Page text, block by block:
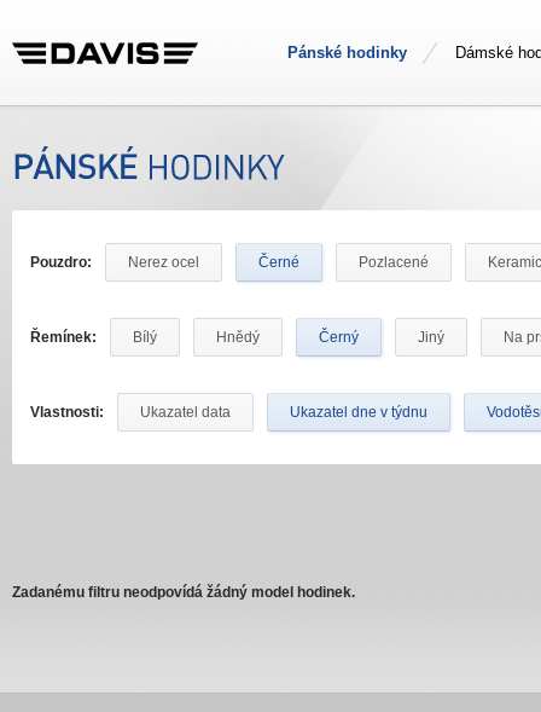
Pánské hodinky Dámské
Pouzdro: Nerez ocel Černé Pozlacené
Řemínek: Bílý Hnědý Černý Jiný Na
Vlastnosti: Ukazatel data Ukazatel dne v týdnu
Zadanému filtru neodpovídá žádný model hodinek.